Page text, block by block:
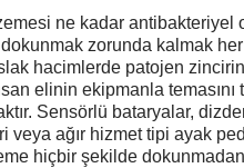
ne kadar antibakteriyel
zorunda kalmak
hacimlerde patojen
elinin ekipmanla temasını
Sensörlü bataryalar,
veya ağır hizmet tipi ayak
hiçbir şekilde